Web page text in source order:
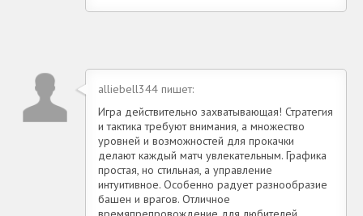
alliebell344 пишет:
Игра действительно захватывающая! Стратегия
и тактика требуют внимания, а множество
уровней и возможностей для прокачки
делают каждый матч увлекательным. Графика
простая, но стильная, а управление
интуитивное. Особенно радует разнообразие
башен и врагов. Отличное